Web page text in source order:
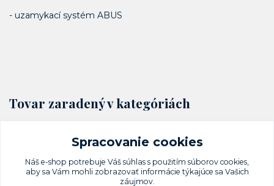
- uzamykací systém ABUS
Tovar zaradený v kategóriách
Lankové zámky
Spracovanie cookies
Náš e-shop potrebuje Váš súhlas s použitím súborov cookies,
aby sa Vám mohli zobrazovať informácie týkajúce sa Vašich
záujmov.